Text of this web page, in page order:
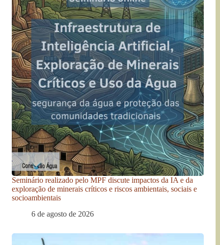
Seminário realizado pelo MPF discute impactos da IA e da
exploração de minerais críticos e riscos ambientais, sociais e
socioambientais
6 de agosto de 2026